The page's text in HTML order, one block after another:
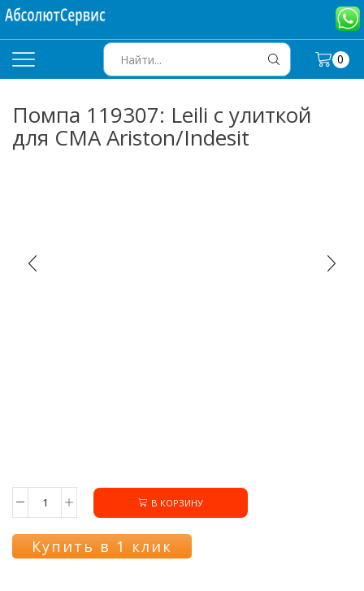
INPUT
0
Помпа 119307: Leili с улиткой
для СМА Ariston/Indesit
Количество
Помпа
119307:
В КОРЗИНУ
Купить в 1 клик